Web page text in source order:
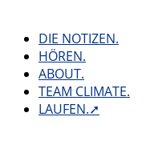
contentDIE NOTIZEN.
HÖREN.
ABOUT.
TEAM CLIMATE.
LAUFEN.➚